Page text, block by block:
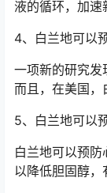
液的循环，加速
4、白兰地可以
一项新的研究发
而且，在美国，
5、白兰地可以
白兰地可以预
以降低胆固醇，